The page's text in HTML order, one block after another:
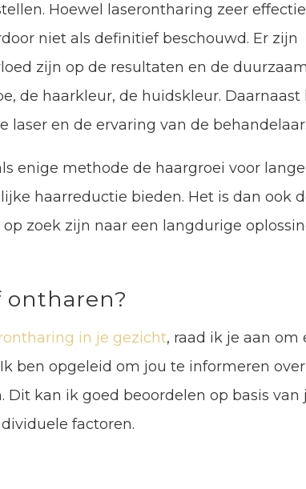
Hoewel laserontharing zeer
niet als definitief beschouwd. Er zijn
zijn op de resultaten en de
de haarkleur, de huidskleur.
en de ervaring van de behandelaar.
enige methode de haargroei voor
haarreductie bieden. Het is dan ook
zoek zijn naar een langdurige
in je gezicht, raad ik je aan om
ben opgeleid om jou te informeren
kan ik goed beoordelen op basis van
factoren.